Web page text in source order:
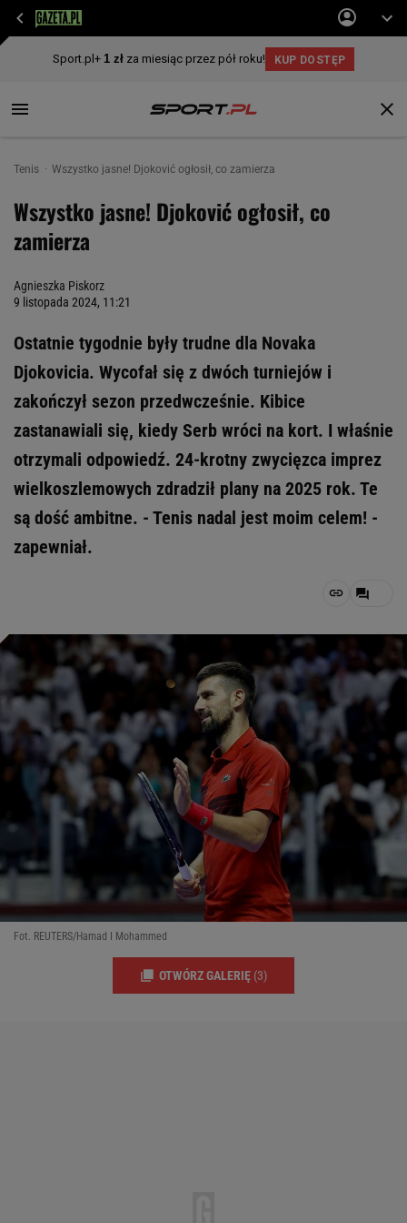
Tenis Wszystko jasne! Djoković ogłosił, co zamierza
Wszystko jasne! Djoković ogłosił, co
zamierza
Agnieszka Piskorz
9 listopada 2024, 11:21
Ostatnie tygodnie były trudne dla Novaka
Djokovicia. Wycofał się z dwóch turniejów i
zakończył sezon przedwcześnie. Kibice
zastanawiali się, kiedy Serb wróci na kort. I właśnie
otrzymali odpowiedź. 24-krotny zwycięzca imprez
wielkoszlemowych zdradził plany na 2025 rok. Te
są dość ambitne. - Tenis nadal jest moim celem! -
zapewniał.
Fot. REUTERS/Hamad I Mohammed
OTWÓRZ GALERIĘ (3)